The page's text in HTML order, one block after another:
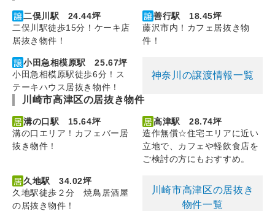
二俣川駅 24.44坪
二俣川駅徒歩15分！ケーキ店
居抜き物件！
善行駅 18.45坪
藤沢市内！カフェ居抜き物
件！
小田急相模原駅 25.67坪
小田急相模原駅徒歩6分！ス
テーキハウス居抜き物件！
神奈川の譲渡情報一覧
川崎市高津区の居抜き物件
溝の口駅 15.64坪
溝の口エリア！カフェバー居
抜き物件！
高津駅 28.74坪
造作無償☆住宅エリアに近い
立地で、カフェや軽飲食店を
ご検討の方にもおすすめ。
久地駅 34.02坪
久地駅徒歩２分 焼鳥居酒屋
の居抜き物件！
川崎市高津区の居抜き
物件一覧